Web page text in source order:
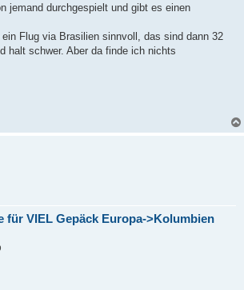
jemand durchgespielt und gibt es einen
Flug via Brasilien sinnvoll, das sind dann 32
halt schwer. Aber da finde ich nichts
für VIEL Gepäck Europa->Kolumbien